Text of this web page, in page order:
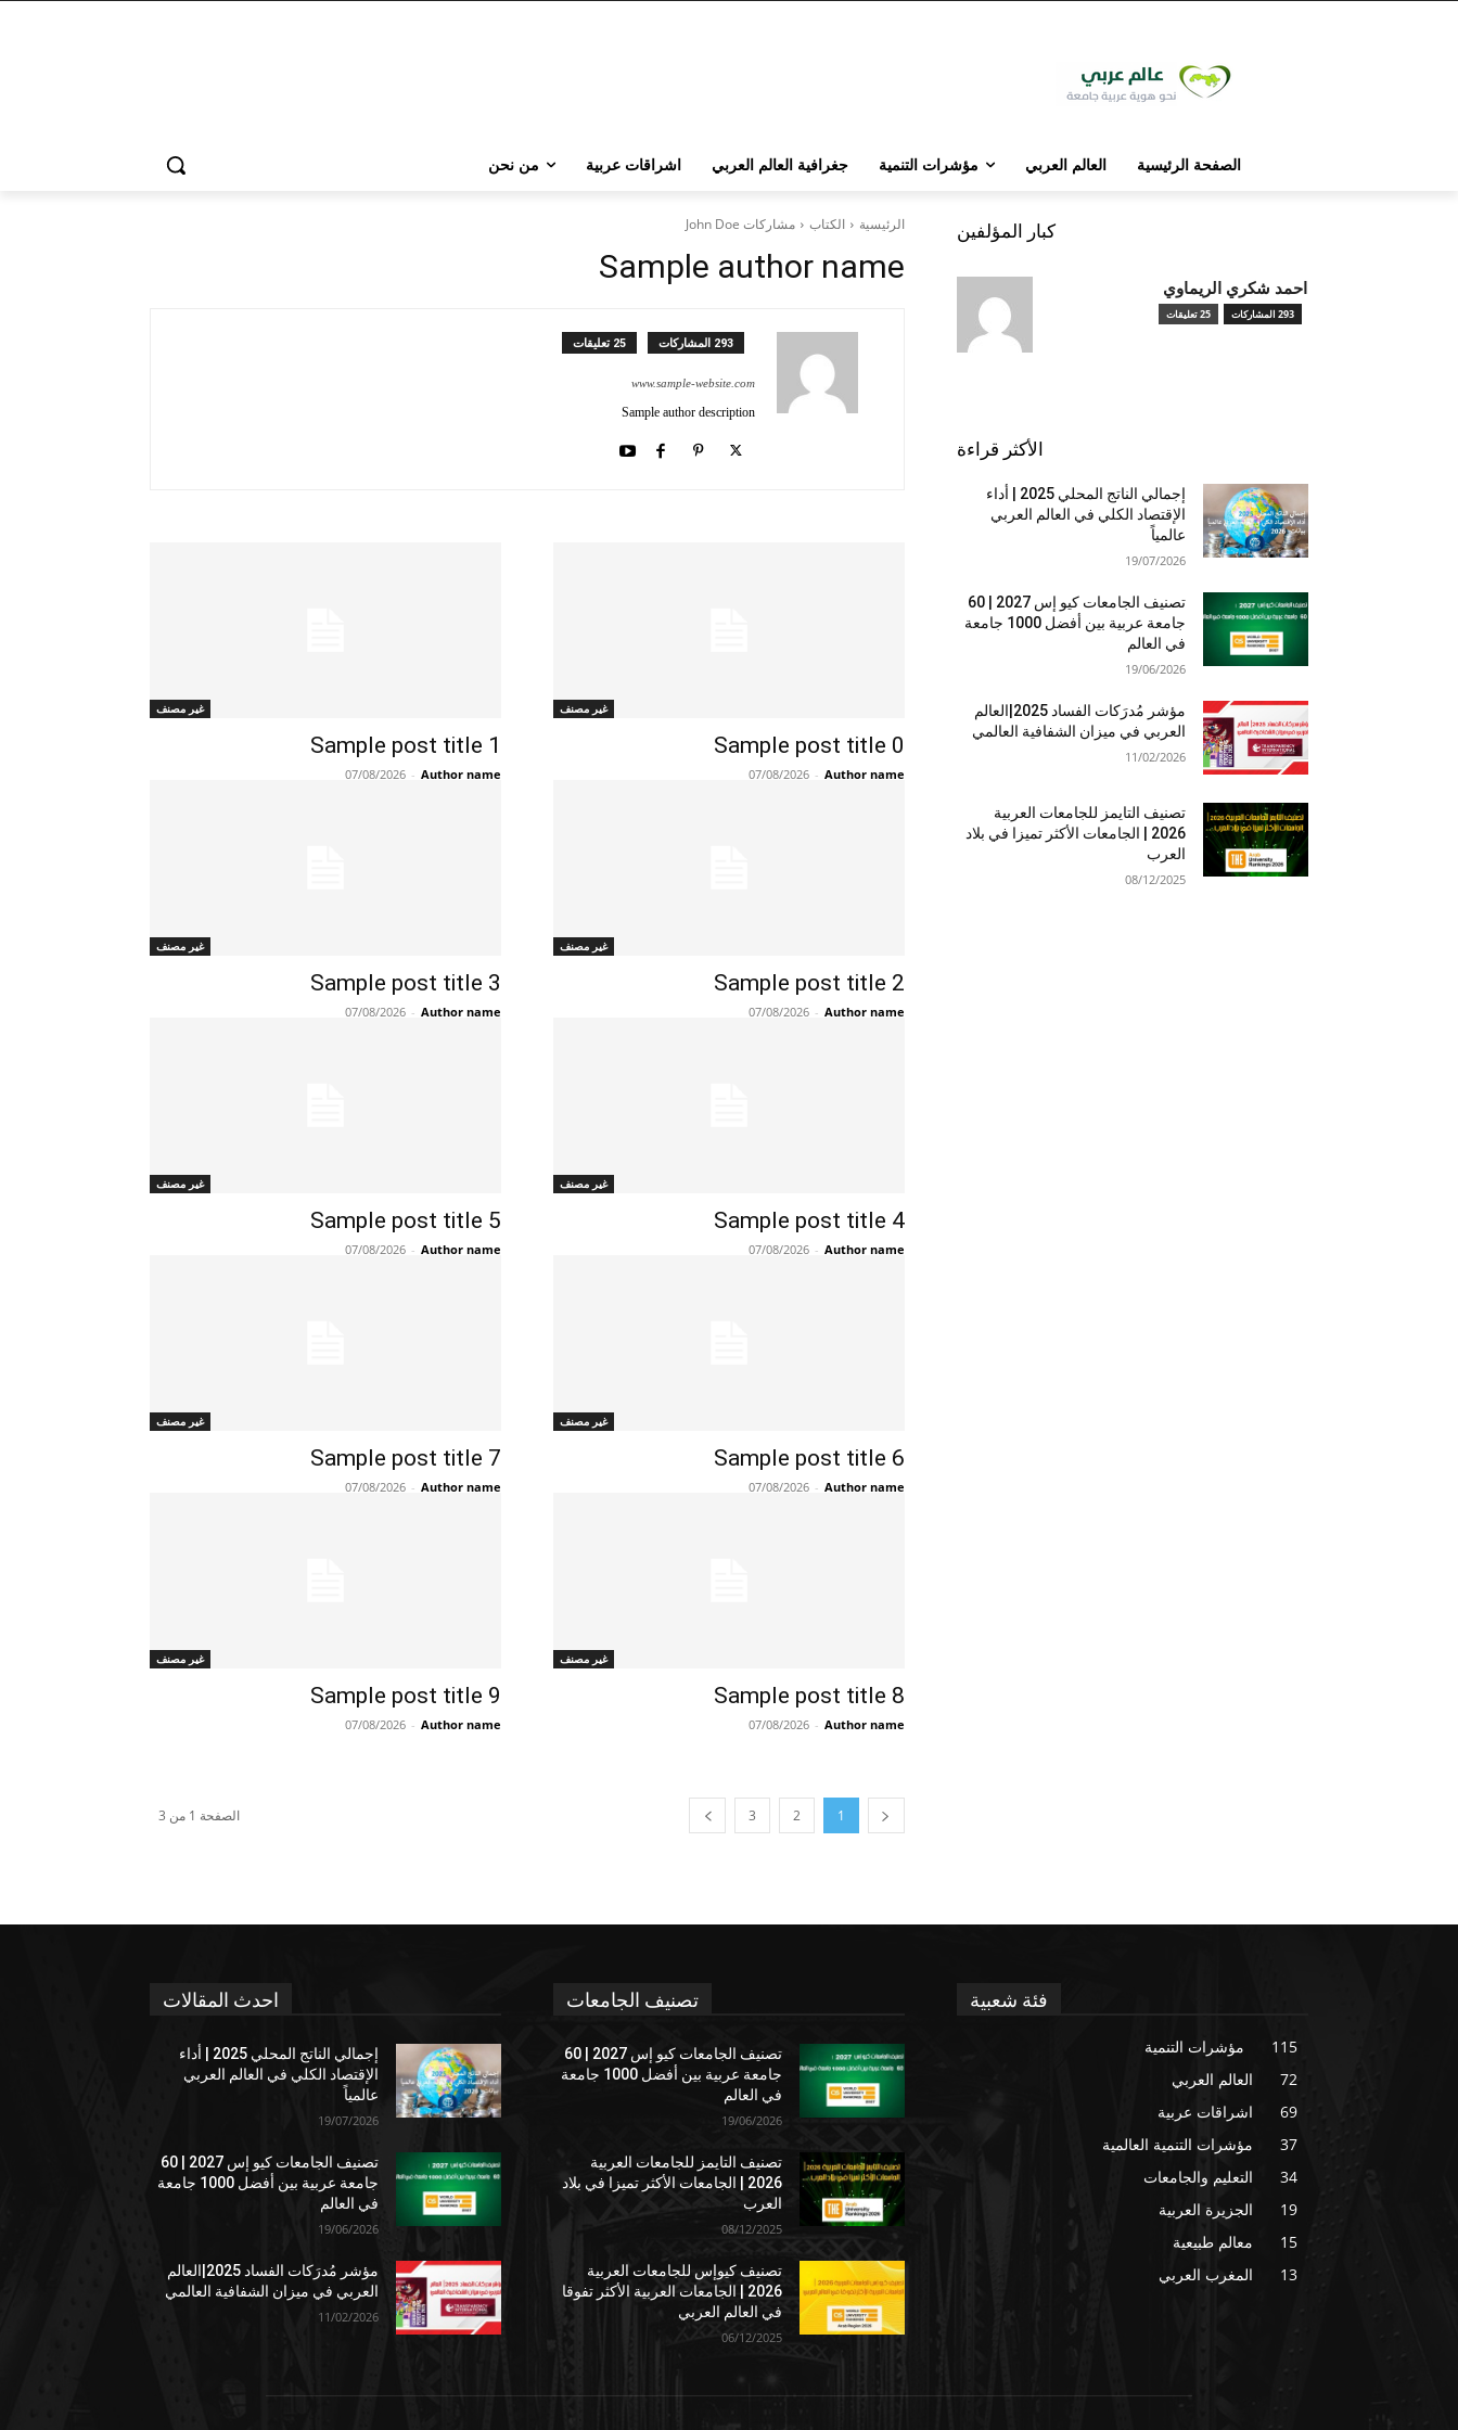
الصفحة الرئيسية العالم العربي مؤشرات التنمية جغرافية العالم العربي اشراقات عربية من نحن
الرئيسية الكتاب مشاركات John Doe
Sample author name
293 المشاركات 25 تعليقات
www.sample-website.com
Sample author description
غير مصنف
Sample post title 0
Author name
-
07/08/2026
غير مصنف
Sample post title 1
Author name
-
07/08/2026
غير مصنف
Sample post title 2
Author name
-
07/08/2026
غير مصنف
Sample post title 3
Author name
-
07/08/2026
غير مصنف
Sample post title 4
Author name
-
07/08/2026
غير مصنف
Sample post title 5
Author name
-
07/08/2026
غير مصنف
Sample post title 6
Author name
-
07/08/2026
غير مصنف
Sample post title 7
Author name
-
07/08/2026
غير مصنف
Sample post title 8
Author name
-
07/08/2026
غير مصنف
Sample post title 9
Author name
-
07/08/2026
1
2
3 الصفحة 1 من 3
كبار المؤلفين
احمد شكري الريماوي
293 المشاركات 25 تعليقات
الأكثر قراءة
إجمالي الناتج المحلي 2025 | أداء
الإقتصاد الكلي في العالم العربي
عالمياً
19/07/2026
تصنيف الجامعات كيو إس 2027 | 60
جامعة عربية بين أفضل 1000 جامعة
في العالم
19/06/2026
مؤشر مُدرَكات الفساد 2025|العالم
العربي في ميزان الشفافية العالمي
11/02/2026
تصنيف التايمز للجامعات العربية
2026 | الجامعات الأكثر تميزا في بلاد
العرب
08/12/2025
احدث المقالات
إجمالي الناتج المحلي 2025 | أداء
الإقتصاد الكلي في العالم العربي
عالمياً
19/07/2026
تصنيف الجامعات كيو إس 2027 | 60
جامعة عربية بين أفضل 1000 جامعة
في العالم
19/06/2026
مؤشر مُدرَكات الفساد 2025|العالم
العربي في ميزان الشفافية العالمي
11/02/2026
تصنيف الجامعات
تصنيف الجامعات كيو إس 2027 | 60
جامعة عربية بين أفضل 1000 جامعة
في العالم
19/06/2026
تصنيف التايمز للجامعات العربية
2026 | الجامعات الأكثر تميزا في بلاد
العرب
08/12/2025
تصنيف كيوإس للجامعات العربية
2026 | الجامعات العربية الأكثر تفوقا
في العالم العربي
06/12/2025
فئة شعبية
مؤشرات التنمية
115
العالم العربي
72
اشراقات عربية
69
مؤشرات التنمية العالمية
37
التعليم والجامعات
34
الجزيرة العربية
19
معالم طبيعية
15
المغرب العربي
13